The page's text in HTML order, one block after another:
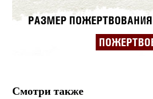
Смотри также